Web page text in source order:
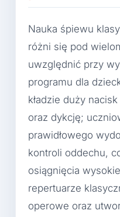
Nauka śpiewu
różni się pod
uwzględnić przy
programu dla
kładzie duży
oraz dykcję;
prawidłowego
kontroli oddechu,
osiągnięcia
repertuarze
operowe oraz